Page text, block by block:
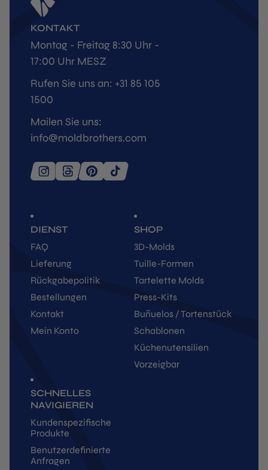
DIENST
FAQ
Lieferung
Rückgabepolitik
Bestellungen
Kontakt
Mein Konto
SHOP
3D-Molds
Tuille-Formen
Tartelette Molds
Press-Kits
Buñuelos / Tortenstück
Schablonen
Küchenutensilien
Vorzeigbar
SCHNELLES
NAVIGIEREN
Kundenspezifische
Produkte
Benutzerdefinierte
Anfragen
KONTAKT
Montag - Freitag 8:30 Uhr -
17:00 Uhr MESZ
Rufen Sie uns an: +31 85 105
1500
Mailen Sie uns:
info@moldbrothers.com